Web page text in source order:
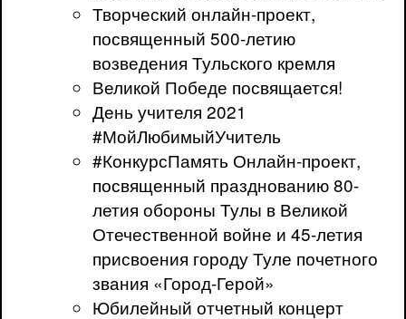
Творческий онлайн-проект,
посвященный 500-летию
возведения Тульского кремля
Великой Победе посвящается!
День учителя 2021
#МойЛюбимыйУчитель
#КонкурсПамять Онлайн-проект,
посвященный празднованию 80-
летия обороны Тулы в Великой
Отечественной войне и 45-летия
присвоения городу Туле почетного
звания «Город-Герой»
Юбилейный отчетный концерт